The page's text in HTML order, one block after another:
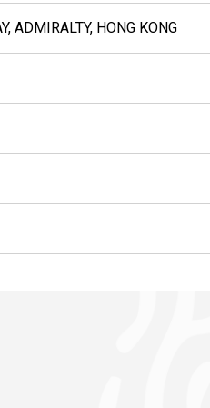
ADMIRALTY, HONG KONG